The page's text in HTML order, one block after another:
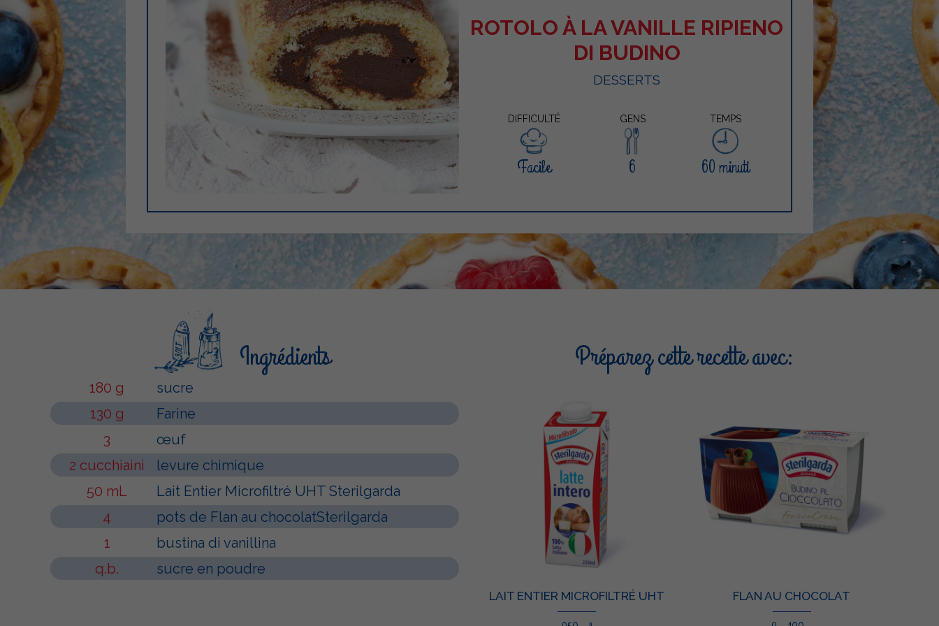
ROTOLO À LA VANILLE RIPIENO
DI BUDINO
DESSERTS
DIFFICULTÉ GENS TEMPS
Facile 6 60 minuti
Ingrédients
180 g
sucre
130 g
Farine
3
œuf
2 cucchiaini
levure chimique
50 mL
Lait Entier Microfiltré UHT Sterilgarda
4
pots de Flan au chocolatSterilgarda
1
bustina di vanillina
q.b.
sucre en poudre
Préparez cette recette avec:
LAIT ENTIER MICROFILTRÉ UHT FLAN AU CHOCOLAT